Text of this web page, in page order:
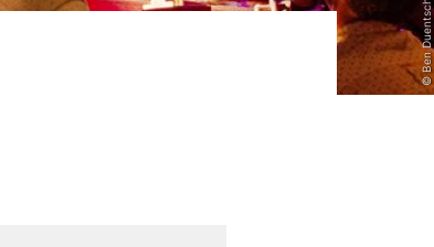
© Ben Duentsch